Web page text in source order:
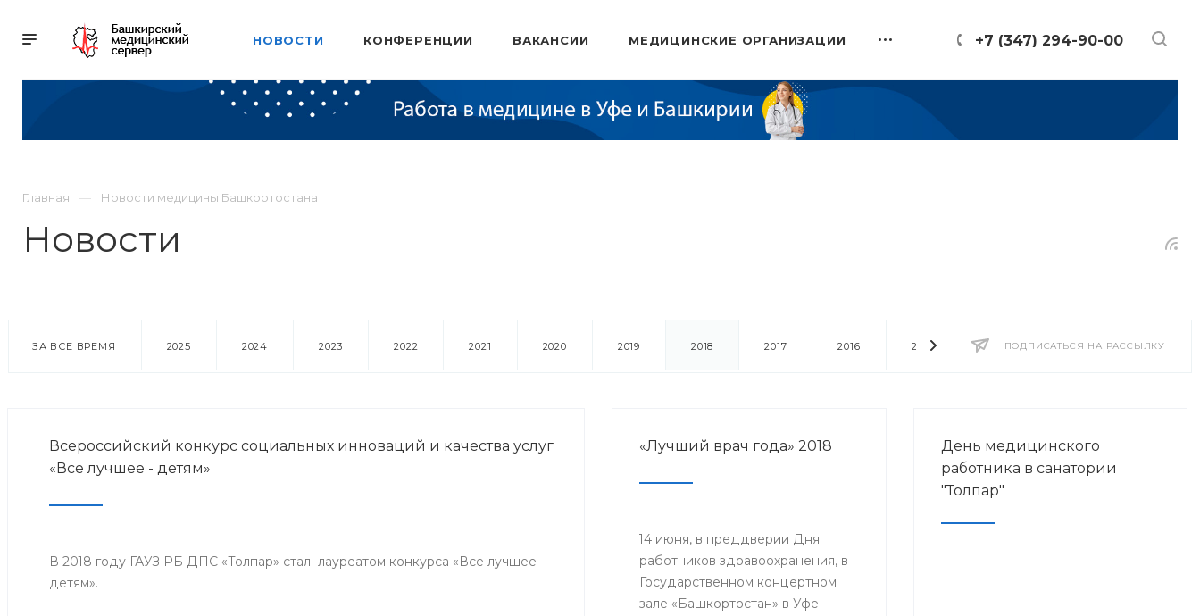
+7 (347) 294-90-00
НОВОСТИ КОНФЕРЕНЦИИ ВАКАНСИИ МЕДИЦИНСКИЕ ОРГАНИЗАЦИИ
Главная Новости медицины Башкортостана
Новости
ПОДПИСАТЬСЯ НА РАССЫЛКУ
ЗА ВСЕ ВРЕМЯ 2025 2024 2023 2022 2021 2020 2019 2018 2017 2016 2014 2013 2012 2011
Всероссийский конкурс социальных инноваций и качества услуг
«Все лучшее - детям»
В 2018 году ГАУЗ РБ ДПС «Толпар» стал лауреатом конкурса «Все лучшее -
детям».
«Лучший врач года» 2018
14 июня, в преддверии Дня
работников здравоохранения, в
Государственном концертном
зале «Башкортостан» в Уфе
День медицинского
работника в санатории
"Толпар"